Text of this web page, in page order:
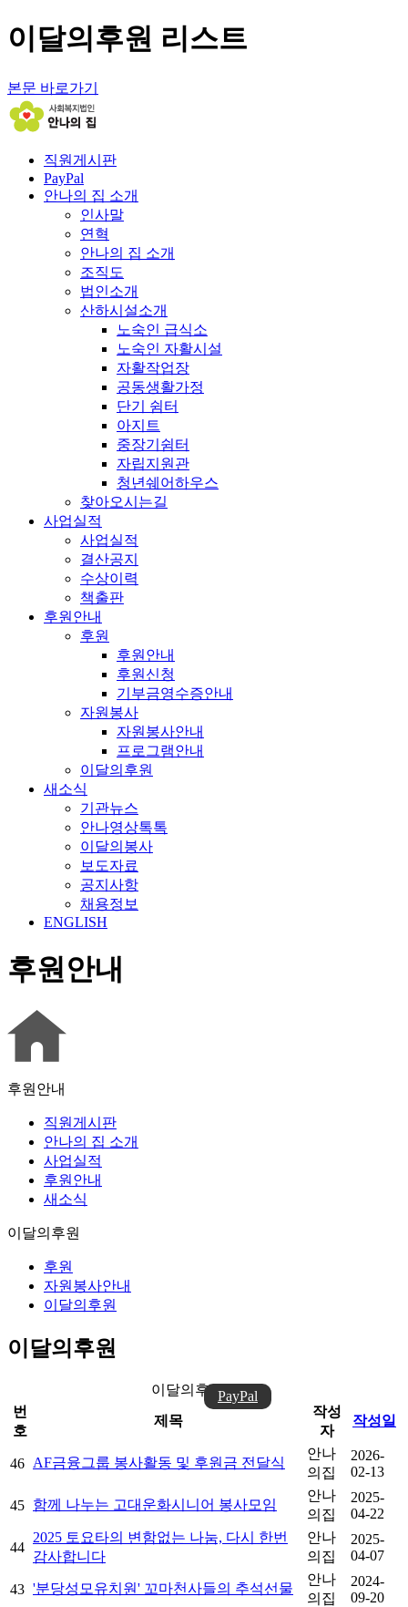
이달의후원 리스트
본문 바로가기
PayPal
직원게시판
PayPal
안나의 집 소개
인사말
연혁
안나의 집 소개
조직도
법인소개
산하시설소개
노숙인 급식소
노숙인 자활시설
자활작업장
공동생활가정
단기 쉼터
아지트
중장기쉼터
자립지원관
청년쉐어하우스
찾아오시는길
사업실적
사업실적
결산공지
수상이력
책출판
후원안내
후원
후원안내
후원신청
기부금영수증안내
자원봉사
자원봉사안내
프로그램안내
이달의후원
새소식
기관뉴스
안나영상톡톡
이달의봉사
보도자료
공지사항
채용정보
ENGLISH
후원안내
후원안내
직원게시판
안나의 집 소개
사업실적
후원안내
새소식
이달의후원
후원
자원봉사안내
이달의후원
이달의후원
이달의후원 목록
번
호
제목
작성
자
작성일
46 AF금융그룹 봉사활동 및 후원금 전달식
안나
의집
2026-
02-13
45 함께 나누는 고대운화시니어 봉사모임
안나
의집
2025-
04-22
44
2025 토요타의 변함없는 나눔, 다시 한번
감사합니다
안나
의집
2025-
04-07
43 '분당성모유치원' 꼬마천사들의 추석선물
안나
의집
2024-
09-20